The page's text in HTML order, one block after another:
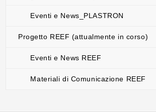
Eventi e News_PLASTRON
Progetto REEF (attualmente in corso)
Eventi e News REEF
Materiali di Comunicazione REEF